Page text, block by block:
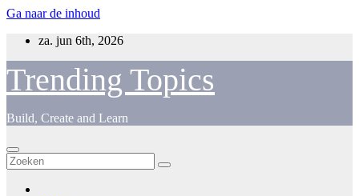
Ga naar de inhoud
za. jun 6th, 2026
Trending Topics
Build, Create and Learn